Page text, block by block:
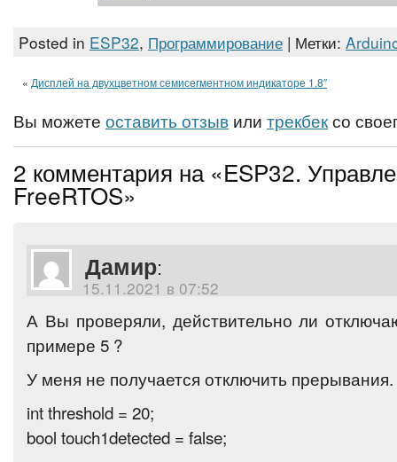
Posted in ESP32, Программирование | Метки:
« Дисплей на двухцветном семисегментном индикаторе 1.8″
Вы можете оставить отзыв или трекбексо
2 комментария на «ESP32.
FreeRTOS»
Дамир:
15.11.2021 в 07:52
А Вы проверяли, действительно ли
примере 5 ?
У меня не получается отключить прерывания.
int threshold = 20;
bool touch1detected = false;